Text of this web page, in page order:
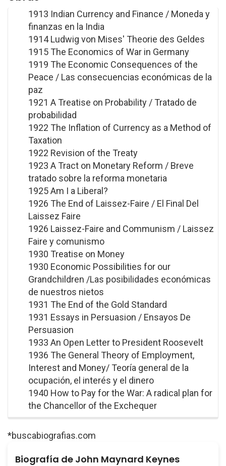
1913 Indian Currency and Finance / Moneda y
finanzas en la India
1914 Ludwig von Mises' Theorie des Geldes
1915 The Economics of War in Germany
1919 The Economic Consequences of the
Peace / Las consecuencias económicas de la
paz
1921 A Treatise on Probability / Tratado de
probabilidad
1922 The Inflation of Currency as a Method of
Taxation
1922 Revision of the Treaty
1923 A Tract on Monetary Reform / Breve
tratado sobre la reforma monetaria
1925 Am I a Liberal?
1926 The End of Laissez-Faire / El Final Del
Laissez Faire
1926 Laissez-Faire and Communism / Laissez
Faire y comunismo
1930 Treatise on Money
1930 Economic Possibilities for our
Grandchildren /Las posibilidades económicas
de nuestros nietos
1931 The End of the Gold Standard
1931 Essays in Persuasion / Ensayos De
Persuasion
1933 An Open Letter to President Roosevelt
1936 The General Theory of Employment,
Interest and Money/ Teoría general de la
ocupación, el interés y el dinero
1940 How to Pay for the War: A radical plan for
the Chancellor of the Exchequer
*buscabiografias.com
Biografía de John Maynard Keynes